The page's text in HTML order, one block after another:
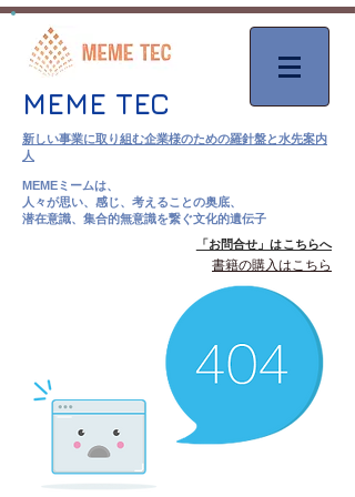
MEME TEC
新しい事業に取り組む企業様のための羅針盤と水先案内
人
MEMEミームは、
人々が思い、感じ、考えることの奥底、
潜在意識、集合的無意識を繋ぐ文化的遺伝子
「お問合せ」はこちらへ
​書籍の購入はこちら